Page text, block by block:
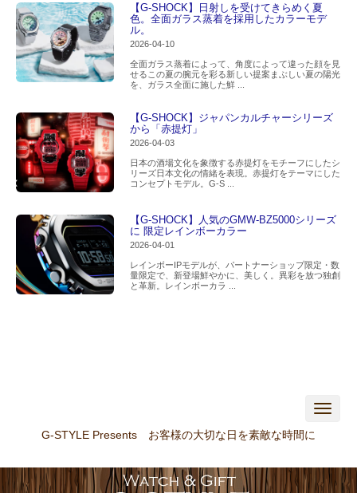
【G-SHOCK】日射しを受けてきらめく夏
色。全面ガラス蒸着を採用したカラーモデ
ル。
2026-04-10
全面ガラス蒸着によって、角度によって違った顔を見
せるこの夏の腕元を彩る新しい提案まぶしい夏の陽光
を、ガラス全面に施した鮮 ...
【G-SHOCK】ジャパンカルチャーシリーズ
から「赤提灯」
2026-04-03
日本の酒場文化を象徴する赤提灯をモチーフにしたシ
リーズ日本文化の情緒を表現。赤提灯をテーマにした
コンセプトモデル。G-S ...
【G-SHOCK】人気のGMW-BZ5000シリーズ
に 限定レインボーカラー
2026-04-01
レインボーIPモデルが、パートナーショップ限定・数
量限定で、新登場鮮やかに、美しく。異彩を放つ独創
と革新。レインボーカラ ...
N
t
G-STYLE Presents お客様の大切な日を素敵な時間に